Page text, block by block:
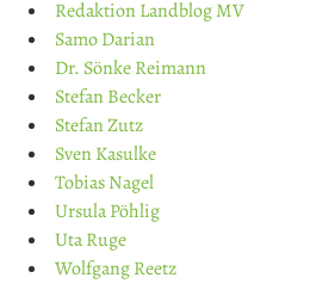
Redaktion Landblog MV
Samo Darian
Dr. Sönke Reimann
Stefan Becker
Stefan Zutz
Sven Kasulke
Tobias Nagel
Ursula Pöhlig
Uta Ruge
Wolfgang Reetz